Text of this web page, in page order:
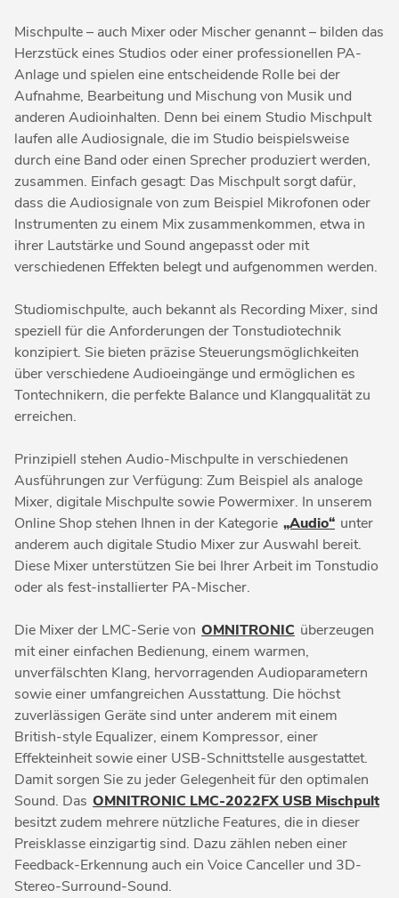
Mischpulte – auch Mixer oder Mischer genannt – bilden das
Herzstück eines Studios oder einer professionellen PA-
Anlage und spielen eine entscheidende Rolle bei der
Aufnahme, Bearbeitung und Mischung von Musik und
anderen Audioinhalten. Denn bei einem Studio Mischpult
laufen alle Audiosignale, die im Studio beispielsweise
durch eine Band oder einen Sprecher produziert werden,
zusammen. Einfach gesagt: Das Mischpult sorgt dafür,
dass die Audiosignale von zum Beispiel Mikrofonen oder
Instrumenten zu einem Mix zusammenkommen, etwa in
ihrer Lautstärke und Sound angepasst oder mit
verschiedenen Effekten belegt und aufgenommen werden.
Studiomischpulte, auch bekannt als Recording Mixer, sind
speziell für die Anforderungen der Tonstudiotechnik
konzipiert. Sie bieten präzise Steuerungsmöglichkeiten
über verschiedene Audioeingänge und ermöglichen es
Tontechnikern, die perfekte Balance und Klangqualität zu
erreichen.
Prinzipiell stehen Audio-Mischpulte in verschiedenen
Ausführungen zur Verfügung: Zum Beispiel als analoge
Mixer, digitale Mischpulte sowie Powermixer. In unserem
Online Shop stehen Ihnen in der Kategorie „Audio“ unter
anderem auch digitale Studio Mixer zur Auswahl bereit.
Diese Mixer unterstützen Sie bei Ihrer Arbeit im Tonstudio
oder als fest-installierter PA-Mischer.
Die Mixer der LMC-Serie von OMNITRONIC überzeugen
mit einer einfachen Bedienung, einem warmen,
unverfälschten Klang, hervorragenden Audioparametern
sowie einer umfangreichen Ausstattung. Die höchst
zuverlässigen Geräte sind unter anderem mit einem
British-style Equalizer, einem Kompressor, einer
Effekteinheit sowie einer USB-Schnittstelle ausgestattet.
Damit sorgen Sie zu jeder Gelegenheit für den optimalen
Sound. Das OMNITRONIC LMC-2022FX USB Mischpult
besitzt zudem mehrere nützliche Features, die in dieser
Preisklasse einzigartig sind. Dazu zählen neben einer
Feedback-Erkennung auch ein Voice Canceller und 3D-
Stereo-Surround-Sound.